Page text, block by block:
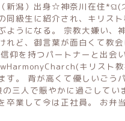
新潟）出身☆神奈川在住
同級生に紹介され、キリス
ようになる。 宗教大嫌い、
れど、御言葉が面白くて教
仰を持つパートナーと出会
キリスト
す。 背が高くて優しいごう
の三人で賑やかに過ごしてい
卒業して今は正社員。 お弁